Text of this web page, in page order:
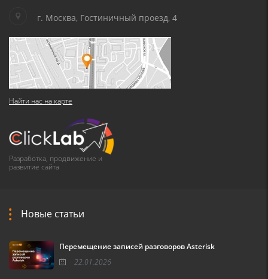
г. Москва, Гостиничный проезд, 4
Найти нас на карте
Разработка, продвижение и
развитие сайта
Новые статьи
Перемещение записей разговоров Asterisk
22.01.2026